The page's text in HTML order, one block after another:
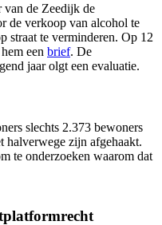
van de Zeedijk de
de verkoop van alcohol te
straat te verminderen. Op 12
een brief. De
jaar olgt een evaluatie.
slechts 2.373 bewoners
halverwege zijn afgehaakt.
te onderzoeken waarom dat